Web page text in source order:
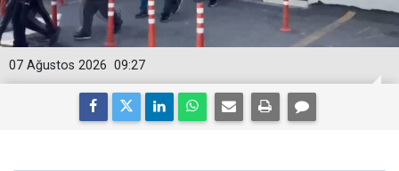
09:27
07 Ağustos 2026